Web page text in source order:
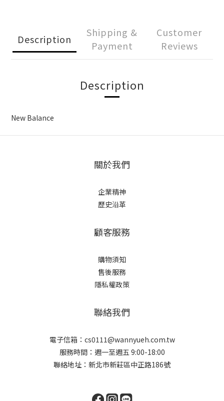
Description
Shipping &
Payment
Customer
Reviews
Description
New Balance
關於我們
企業精神
歷史沿革
顧客服務
購物須知
售後服務
隱私權政策
聯絡我們
電子信箱：cs0111@wannyueh.com.tw
服務時間：週一至週五 9:00-18:00
聯絡地址：新北市新莊區中正路186號